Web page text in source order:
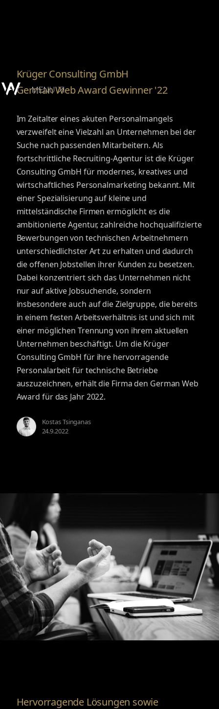
MENU
Krüger Consulting GmbH
German Web Award Gewinner '22
Im Zeitalter eines akuten Personalmangels
verzweifelt eine Vielzahl an Unternehmen bei der
Suche nach passenden Mitarbeitern. Als
fortschrittliche Recruiting-Agentur ist die Krüger
Consulting GmbH für modernes, kreatives und
wirtschaftliches Personalmarketing bekannt. Mit
einer Spezialisierung auf kleine und
mittelständische Firmen ermöglicht es die
ambitionierte Agentur, zahlreiche hochqualifizierte
Bewerbungen von technischen Arbeitnehmern
unterschiedlichster Art zu erhalten und dadurch
die offenen Jobstellen ihrer Kunden zu besetzen.
Dabei konzentriert sich das Unternehmen nicht
nur auf aktive Jobsuchende, sondern
insbesondere auch auf die Zielgruppe, die bereits
in einem festen Arbeitsverhältnis ist und sich mit
einer möglichen Trennung von ihrem aktuellen
Unternehmen beschäftigt. Um die Krüger
Consulting GmbH für ihre hervorragende
Personalarbeit für technische Betriebe
auszuzeichnen, erhält die Firma den German Web
Award für das Jahr 2022.
Kostas Tsinganas
24.9.2022
Hervorragende Lösungen sowie